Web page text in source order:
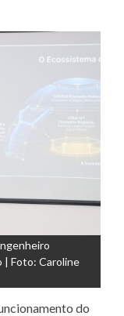
| Foto: Caroline
do